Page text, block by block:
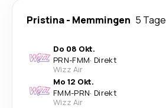
Pristina- Memmingen 5 Tage
Do 08 Okt.
PRN-FMM· Direkt
Wizz Air
Mo 12 Okt.
FMM-PRN· Direkt
Wizz Air